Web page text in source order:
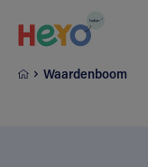
Waardenboom